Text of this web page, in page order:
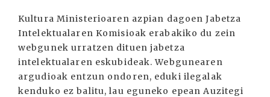
Kultura Ministerioaren azpian dagoen Jabetza
Intelektualaren Komisioak erabakiko du zein
webgunek urratzen dituen jabetza
intelektualaren eskubideak. Webgunearen
argudioak entzun ondoren, eduki ilegalak
kenduko ez balitu, lau eguneko epean Auzitegi